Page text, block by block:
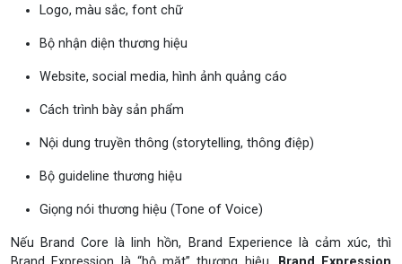
Logo, màu sắc, font chữ
Bộ nhận diện thương hiệu
Website, social media, hình ảnh quảng cáo
Cách trình bày sản phẩm
Nội dung truyền thông (storytelling, thông điệp)
Bộ guideline thương hiệu
Giọng nói thương hiệu (Tone of Voice)
Nếu Brand Core là linh hồn, Brand Experience là cảm xúc, thì